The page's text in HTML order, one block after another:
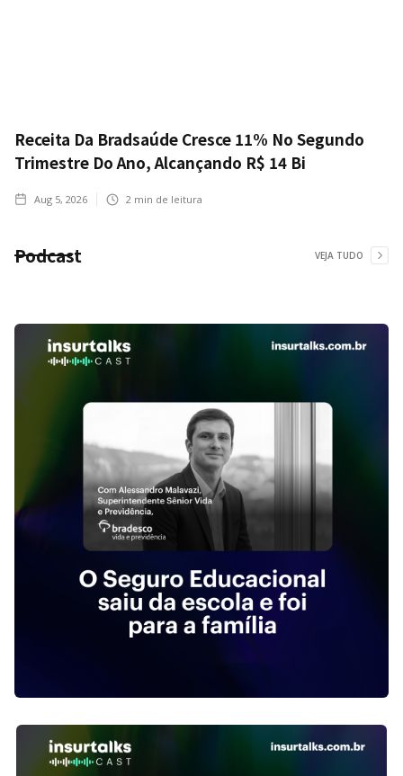
Receita Da Bradsaúde Cresce 11% No Segundo
Trimestre Do Ano, Alcançando R$ 14 Bi
Aug 5, 2026 2 min de leitura
Podcast VEJA TUDO